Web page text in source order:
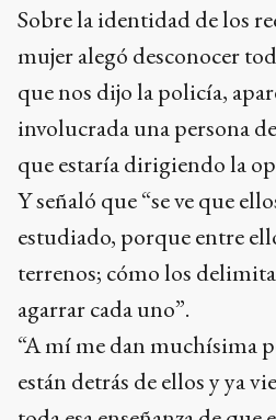
Sobre la identidad de los
mujer alegó desconocer
que nos dijo la policía,
involucrada una persona
que estaría dirigiendo la
Y señaló que “se ve que
estudiado, porque entre
terrenos; cómo los
agarrar cada uno”.
“A mí me dan muchísima
están detrás de ellos y ya